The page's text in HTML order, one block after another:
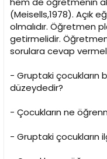
(Meisells,1978). Açık
olmalıdır. Öğretmen
getirmelidir.
sorulara cevap
- Gruptaki çocukların
düzeydedir?
- Çocukların ne
- Gruptaki çocukların